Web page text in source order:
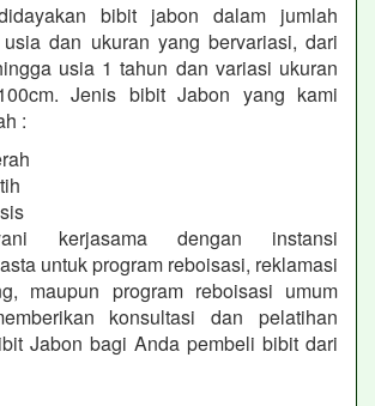
bibit jabon dalam jumlah
dan ukuran yang bervariasi, dari
usia 1 tahun dan variasi ukuran
Jenis bibit Jabon yang kami
:
kerjasama dengan instansi
untuk program reboisasi, reklamasi
maupun program reboisasi umum
konsultasi dan pelatihan
Jabon bagi Anda pembeli bibit dari